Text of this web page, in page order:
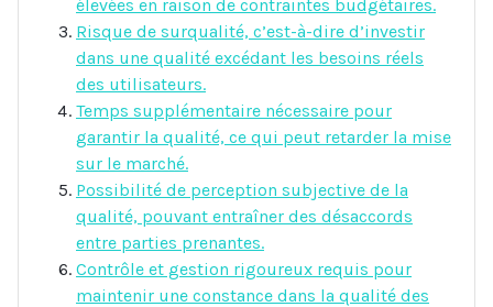
élevées en raison de contraintes budgétaires.
Risque de surqualité, c’est-à-dire d’investir
dans une qualité excédant les besoins réels
des utilisateurs.
Temps supplémentaire nécessaire pour
garantir la qualité, ce qui peut retarder la mise
sur le marché.
Possibilité de perception subjective de la
qualité, pouvant entraîner des désaccords
entre parties prenantes.
Contrôle et gestion rigoureux requis pour
maintenir une constance dans la qualité des